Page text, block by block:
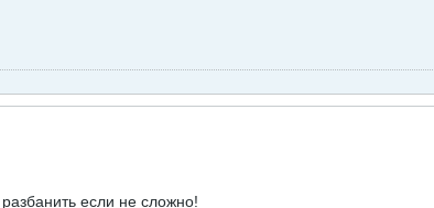
если не сложно!